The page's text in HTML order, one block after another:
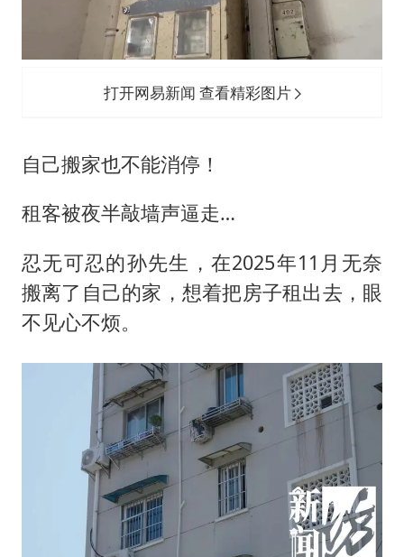
打开网易新闻 查看精彩图片
自己搬家也不能消停！
租客被夜半敲墙声逼走…
忍无可忍的孙先生，在2025年11月无奈
搬离了自己的家，想着把房子租出去，眼
不见心不烦。